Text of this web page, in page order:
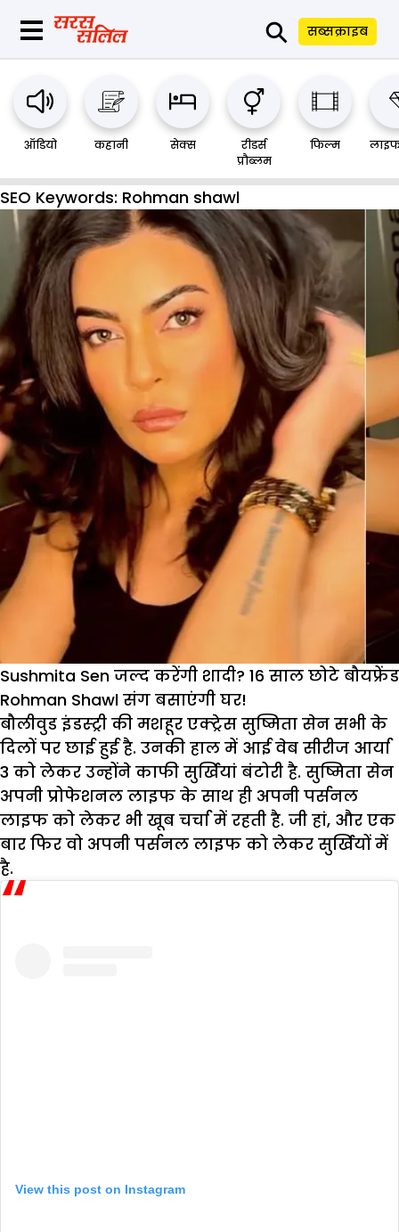
⚲ सब्सक्राइब
ऑडियो कहानी सेक्स
रीडर्स
प्रौब्लम
फिल्म
SEO Keywords: Rohman shawl
Sushmita Sen जल्द करेंगी शादी? 16 साल छोटे बौयफ्रेंड
Rohman Shawl संग बसाएंगी घर!
बौलीवुड इंडस्ट्री की मशहूर एक्ट्रेस सुष्मिता सेन सभी के
दिलों पर छाई हुई है. उनकी हाल में आई वेब सीरीज आर्या
3 को लेकर उन्होंने काफी सुर्खियां बंटोरी है. सुष्मिता सेन
अपनी प्रोफेशनल लाइफ के साथ ही अपनी पर्सनल
लाइफ को लेकर भी खूब चर्चा में रहती है. जी हां, और एक
बार फिर वो अपनी पर्सनल लाइफ को लेकर सुर्खियों में
है.
View this post on Instagram